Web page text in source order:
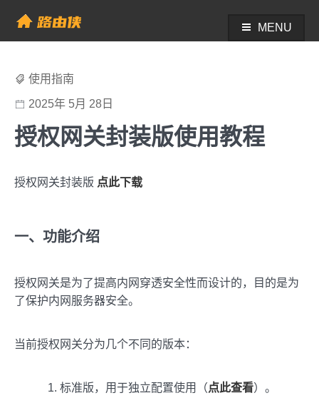
content
帮助中心 - 路由侠
MENU
使用指南
2025年 5月 28日
授权网关封装版使用教程
授权网关封装版 点此下载
一、功能介绍
授权网关是为了提高内网穿透安全性而设计的，目的是为
了保护内网服务器安全。
当前授权网关分为几个不同的版本：
标准版，用于独立配置使用（点此查看）。